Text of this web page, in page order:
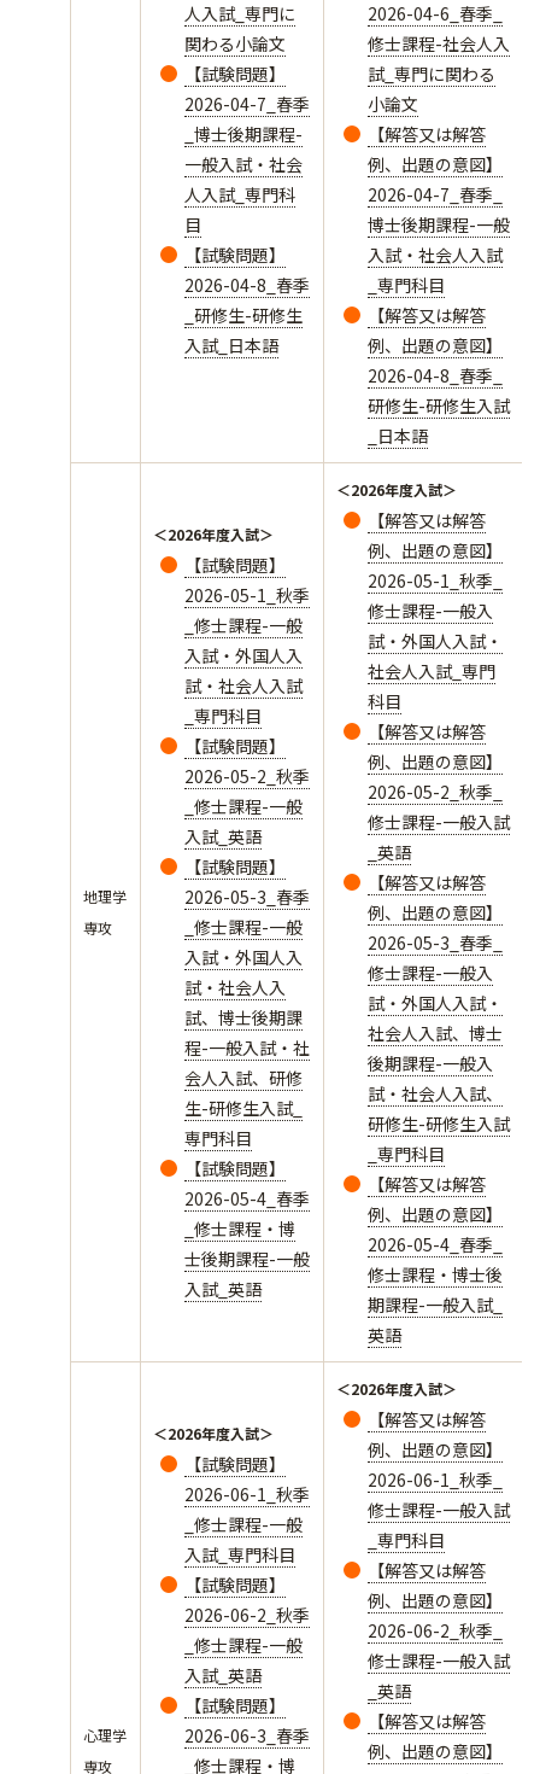
人入試_専門に
関わる小論文
【試験問題】
2026-04-7_春季
_博士後期課程-
一般入試・社会
人入試_専門科
目
【試験問題】
2026-04-8_春季
_研修生-研修生
入試_日本語
2026-04-6_春季_
修士課程-社会人入
試_専門に関わる
小論文
【解答又は解答
例、出題の意図】
2026-04-7_春季_
博士後期課程-一般
入試・社会人入試
_専門科目
【解答又は解答
例、出題の意図】
2026-04-8_春季_
研修生-研修生入試
_日本語
地理学
専攻
＜2026年度入試＞
【試験問題】
2026-05-1_秋季
_修士課程-一般
入試・外国人入
試・社会人入試
_専門科目
【試験問題】
2026-05-2_秋季
_修士課程-一般
入試_英語
【試験問題】
2026-05-3_春季
_修士課程-一般
入試・外国人入
試・社会人入
試、博士後期課
程-一般入試・社
会人入試、研修
生-研修生入試_
専門科目
【試験問題】
2026-05-4_春季
_修士課程・博
士後期課程-一般
入試_英語
＜2026年度入試＞
【解答又は解答
例、出題の意図】
2026-05-1_秋季_
修士課程-一般入
試・外国人入試・
社会人入試_専門
科目
【解答又は解答
例、出題の意図】
2026-05-2_秋季_
修士課程-一般入試
_英語
【解答又は解答
例、出題の意図】
2026-05-3_春季_
修士課程-一般入
試・外国人入試・
社会人入試、博士
後期課程-一般入
試・社会人入試、
研修生-研修生入試
_専門科目
【解答又は解答
例、出題の意図】
2026-05-4_春季_
修士課程・博士後
期課程-一般入試_
英語
心理学
専攻
＜2026年度入試＞
【試験問題】
2026-06-1_秋季
_修士課程-一般
入試_専門科目
【試験問題】
2026-06-2_秋季
_修士課程-一般
入試_英語
【試験問題】
2026-06-3_春季
_修士課程・博
＜2026年度入試＞
【解答又は解答
例、出題の意図】
2026-06-1_秋季_
修士課程-一般入試
_専門科目
【解答又は解答
例、出題の意図】
2026-06-2_秋季_
修士課程-一般入試
_英語
【解答又は解答
例、出題の意図】